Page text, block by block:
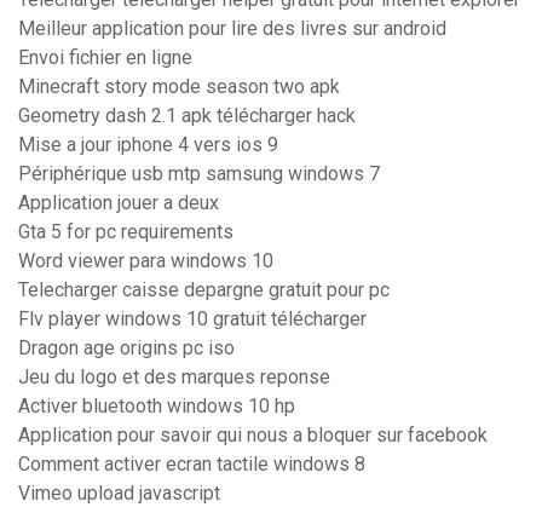
Meilleur application pour lire des livres sur android
Envoi fichier en ligne
Minecraft story mode season two apk
Geometry dash 2.1 apk télécharger hack
Mise a jour iphone 4 vers ios 9
Périphérique usb mtp samsung windows 7
Application jouer a deux
Gta 5 for pc requirements
Word viewer para windows 10
Telecharger caisse depargne gratuit pour pc
Flv player windows 10 gratuit télécharger
Dragon age origins pc iso
Jeu du logo et des marques reponse
Activer bluetooth windows 10 hp
Application pour savoir qui nous a bloquer sur facebook
Comment activer ecran tactile windows 8
Vimeo upload javascript